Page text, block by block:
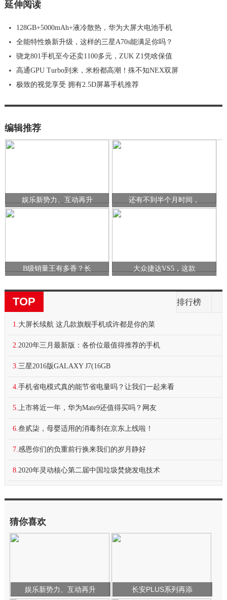
延伸阅读
128GB+5000mAh+液冷散热，华为大屏大电池手机
全能特性焕新升级，这样的三星A70s能满足你吗？
骁龙801手机至今还卖1100多元，ZUK Z1凭啥保值
高通GPU Turbo到来，米粉都高潮！殊不知NEX双屏
极致的视觉享受 拥有2.5D屏幕手机推荐
编辑推荐
娱乐新势力、互动再升 还有不到半个月时间，
B级销量王有多香？长 大众捷达VS5，这款
TOP 排行榜
1. 大屏长续航 这几款旗舰手机或许都是你的菜
2. 2020年三月最新版：各价位最值得推荐的手机
3. 三星2016版GALAXY J7(16GB
4. 手机省电模式真的能节省电量吗？让我们一起来看
5. 上市将近一年，华为Mate9还值得买吗？网友
6. 叁贰柒，母婴适用的消毒剂在京东上线啦！
7. 感恩你们的负重前行换来我们的岁月静好
8. 2020年灵动核心第二届中国垃圾焚烧发电技术
猜你喜欢
娱乐新势力、互动再升 长安PLUS系列再添